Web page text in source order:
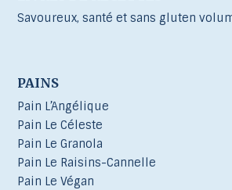
Savoureux, santé et sans gluten
PAINS
Pain L’Angélique
Pain Le Céleste
Pain Le Granola
Pain Le Raisins-Cannelle
Pain Le Végan